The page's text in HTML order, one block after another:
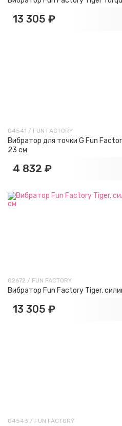
13 305 ₽
04541 / FUN FACTORY
Вибратор для точки G Fun
23 см
4 832 ₽
02672 / FUN FACTORY
Вибратор Fun Factory Tiger,
13 305 ₽
04543 / FUN FACTORY